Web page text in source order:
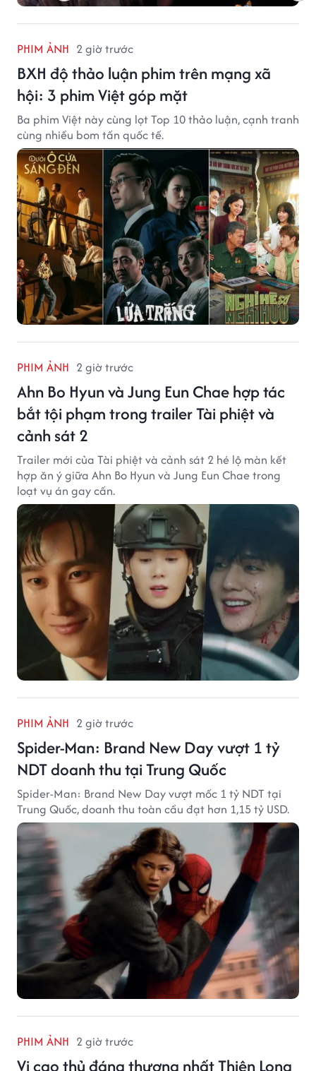
PHIM ẢNH 2 giờ trước
BXH độ thảo luận phim trên mạng xã
hội: 3 phim Việt góp mặt
Ba phim Việt này cùng lọt Top 10 thảo luận, cạnh tranh
cùng nhiều bom tấn quốc tế.
PHIM ẢNH 2 giờ trước
Ahn Bo Hyun và Jung Eun Chae hợp tác
bắt tội phạm trong trailer Tài phiệt và
cảnh sát 2
Trailer mới của Tài phiệt và cảnh sát 2 hé lộ màn kết
hợp ăn ý giữa Ahn Bo Hyun và Jung Eun Chae trong
loạt vụ án gay cấn.
PHIM ẢNH 2 giờ trước
Spider-Man: Brand New Day vượt 1 tỷ
NDT doanh thu tại Trung Quốc
Spider-Man: Brand New Day vượt mốc 1 tỷ NDT tại
Trung Quốc, doanh thu toàn cầu đạt hơn 1,15 tỷ USD.
PHIM ẢNH 2 giờ trước
Vị cao thủ đáng thương nhất Thiên Long